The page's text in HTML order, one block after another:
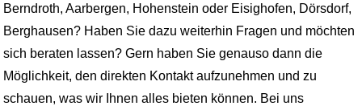
Berndroth, Aarbergen, Hohenstein oder Eisighofen, Dörsdorf,
Berghausen? Haben Sie dazu weiterhin Fragen und möchten
sich beraten lassen? Gern haben Sie genauso dann die
Möglichkeit, den direkten Kontakt aufzunehmen und zu
schauen, was wir Ihnen alles bieten können. Bei uns